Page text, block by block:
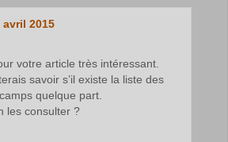
avril 2015
votre article très intéressant.
savoir s’il existe la liste des
quelque part.
les consulter ?